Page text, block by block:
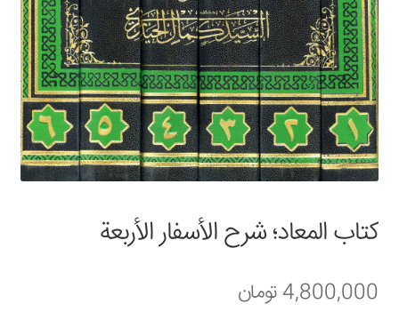
حساب کاربری من
درباره ما
سبد خرید
قوانین و مقررات
كتاب المعاد؛ شرح الأسفار الأربعة
4,800,000تومان